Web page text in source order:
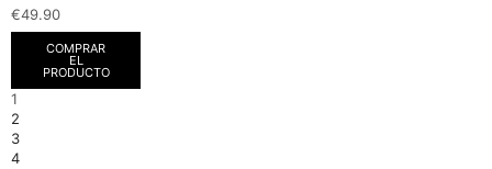
€49.90
COMPRAR
EL
PRODUCTO
1
2
3
4